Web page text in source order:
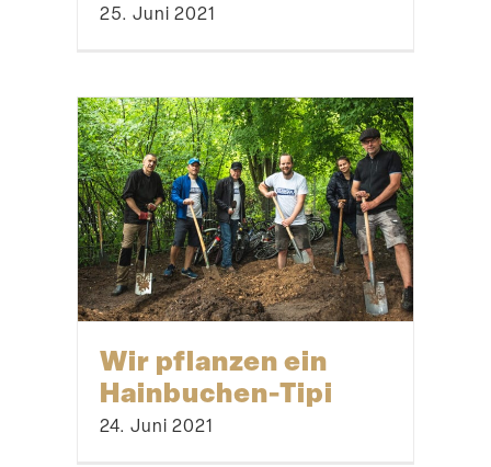
25. Juni 2021
Wir pflanzen ein
Hainbuchen-Tipi
24. Juni 2021